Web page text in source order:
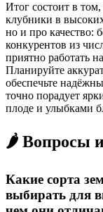
Итог состоит в
клубники в
но и про качество:
конкурентов из
приятно работать
Планируйте
обеспечьте
точно порадует
плоде и улыбками
🌶️ Вопросы
Какие сорта
выбирать для